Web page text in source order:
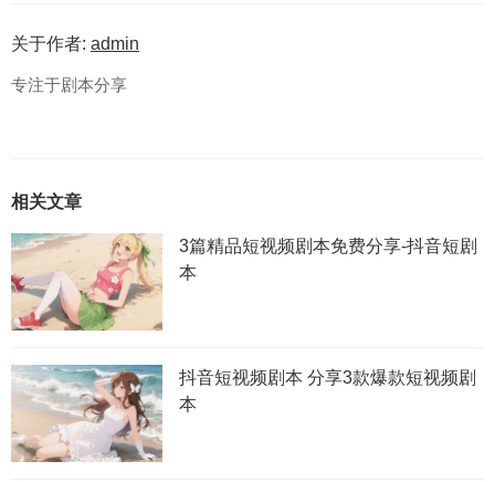
关于作者: admin
专注于剧本分享
相关文章
3篇精品短视频剧本免费分享-抖音短剧
本
抖音短视频剧本 分享3款爆款短视频剧
本